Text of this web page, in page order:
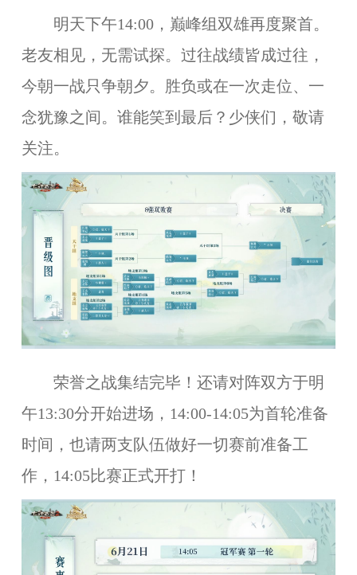
明天下午14:00，巅峰组双雄再度聚首。
老友相见，无需试探。过往战绩皆成过往，
今朝一战只争朝夕。胜负或在一次走位、一
念犹豫之间。谁能笑到最后？少侠们，敬请
关注。
荣誉之战集结完毕！还请对阵双方于明
午13:30分开始进场，14:00-14:05为首轮准备
时间，也请两支队伍做好一切赛前准备工
作，14:05比赛正式开打！